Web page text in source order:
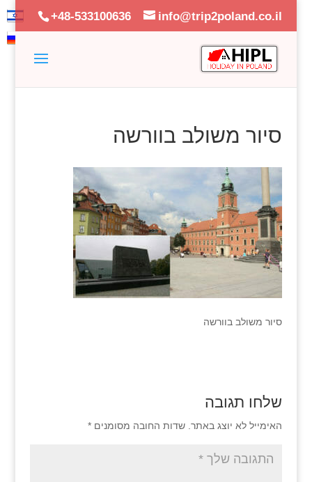
+48-533100636 info@trip2poland.co.il
סיור משולב בוורשה
סיור משולב בוורשה
שלחו תגובה
האימייל לא יוצג באתר. שדות החובה מסומנים *